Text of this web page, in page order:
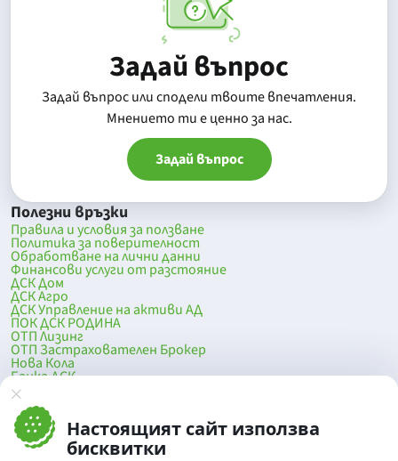
Настоящият сайт използва
бисквитки
Задай въпрос
Задай въпрос или сподели твоите впечатления.
Mнението ти е ценно за нас.
Задай въпрос
Полезни връзки
Правила и условия за ползване
Политика за поверителност
Обработване на лични данни
Финансови услуги от разстояние
ДСК Дом
ДСК Агро
ДСК Управление на активи АД
ПОК ДСК РОДИНА
ОТП Лизинг
ОТП Застрахователен Брокер
Нова Кола
Банка ДСК
DSK Mobile
Оферти за продажба от Банка ДСК
Клонова мрежа и банкомати
До началото на страницата